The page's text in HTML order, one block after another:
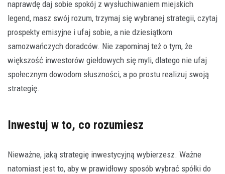
naprawdę daj sobie spokój z wysłuchiwaniem miejskich
legend, masz swój rozum, trzymaj się wybranej strategii, czytaj
prospekty emisyjne i ufaj sobie, a nie dziesiątkom
samozwańczych doradców. Nie zapominaj też o tym, że
większość inwestorów giełdowych się myli, dlatego nie ufaj
społecznym dowodom słuszności, a po prostu realizuj swoją
strategię.
Inwestuj w to, co rozumiesz
Nieważne, jaką strategię inwestycyjną wybierzesz. Ważne
natomiast jest to, aby w prawidłowy sposób wybrać spółki do